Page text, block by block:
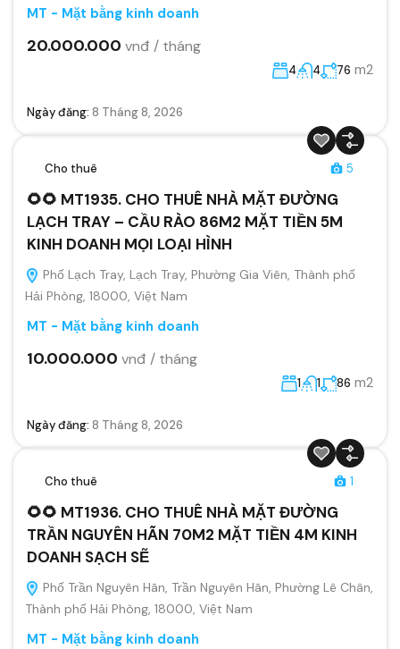
MT - Mặt bằng kinh doanh
20.000.000 vnđ / tháng
4 4 76 m2
Ngày đăng: 8 Tháng 8, 2026
Cho thuê 5
🌻🌻 MT1935. CHO THUÊ NHÀ MẶT ĐƯỜNG
LẠCH TRAY – CẦU RÀO 86M2 MẶT TIỀN 5M
KINH DOANH MỌI LOẠI HÌNH
Phố Lạch Tray, Lạch Tray, Phường Gia Viên, Thành phố
Hải Phòng, 18000, Việt Nam
MT - Mặt bằng kinh doanh
10.000.000 vnđ / tháng
1 1 86 m2
Ngày đăng: 8 Tháng 8, 2026
Cho thuê 1
🌻🌻 MT1936. CHO THUÊ NHÀ MẶT ĐƯỜNG
TRẦN NGUYÊN HÃN 70M2 MẶT TIỀN 4M KINH
DOANH SẠCH SẼ
Phố Trần Nguyên Hãn, Trần Nguyên Hãn, Phường Lê Chân,
Thành phố Hải Phòng, 18000, Việt Nam
MT - Mặt bằng kinh doanh